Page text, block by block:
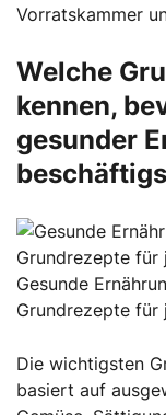
Vorratskammer
Welche
kennen,
gesunder
Gesunde
Grundrezepte für
Die wichtigsten
basiert auf